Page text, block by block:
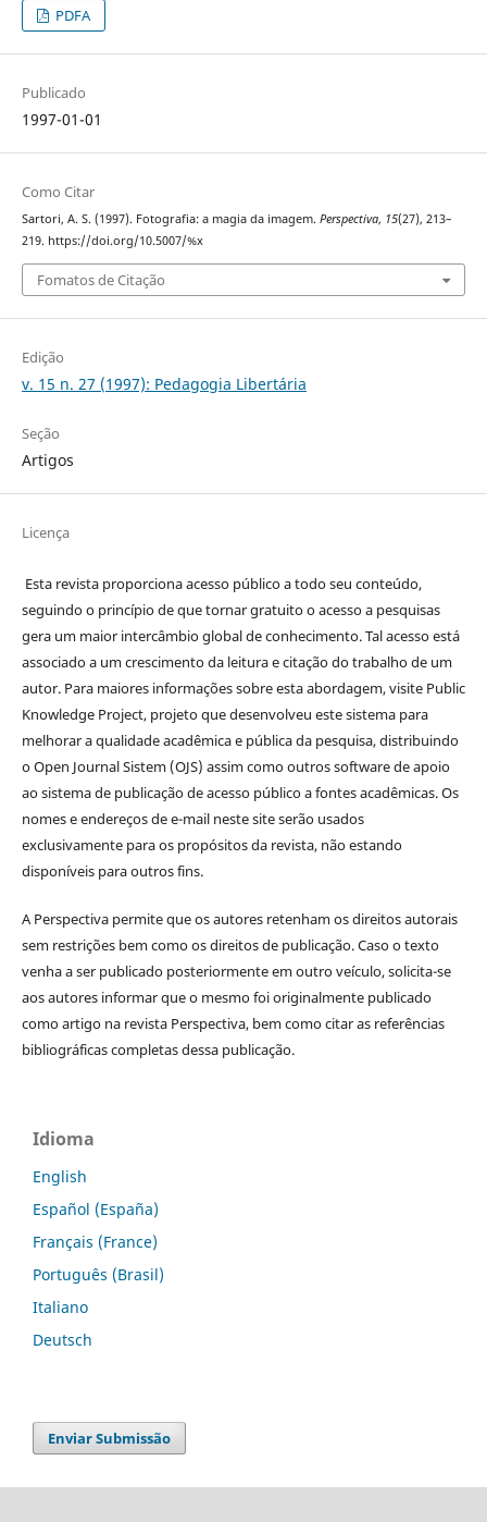
PDFA
Publicado
1997-01-01
Como Citar
Sartori, A. S. (1997). Fotografia: a magia da imagem. Perspectiva, 15(27), 213–
219. https://doi.org/10.5007/%x
Fomatos de Citação
Edição
v. 15 n. 27 (1997): Pedagogia Libertária
Seção
Artigos
Licença
Esta revista proporciona acesso público a todo seu conteúdo,
seguindo o princípio de que tornar gratuito o acesso a pesquisas
gera um maior intercâmbio global de conhecimento. Tal acesso está
associado a um crescimento da leitura e citação do trabalho de um
autor. Para maiores informações sobre esta abordagem, visite Public
Knowledge Project, projeto que desenvolveu este sistema para
melhorar a qualidade acadêmica e pública da pesquisa, distribuindo
o Open Journal Sistem (OJS) assim como outros software de apoio
ao sistema de publicação de acesso público a fontes acadêmicas. Os
nomes e endereços de e-mail neste site serão usados
exclusivamente para os propósitos da revista, não estando
disponíveis para outros fins.
A Perspectiva permite que os autores retenham os direitos autorais
sem restrições bem como os direitos de publicação. Caso o texto
venha a ser publicado posteriormente em outro veículo, solicita-se
aos autores informar que o mesmo foi originalmente publicado
como artigo na revista Perspectiva, bem como citar as referências
bibliográficas completas dessa publicação.
Idioma
English
Español (España)
Français (France)
Português (Brasil)
Italiano
Deutsch
Enviar Submissão